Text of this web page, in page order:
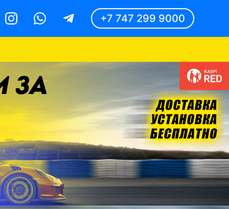
InstagramWhatsappTelegram +7 747 299 9000